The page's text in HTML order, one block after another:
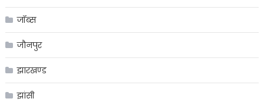
जॉब्स
जौनपुर
झारखण्ड
झांसी